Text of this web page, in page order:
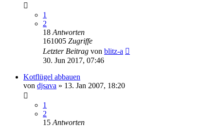
1
2
18 Antworten
161005 Zugriffe
Letzter Beitrag von blitz-a
30. Jun 2017, 07:46
Kotflügel abbauen
von djsava » 13. Jan 2007, 18:20
1
2
15 Antworten